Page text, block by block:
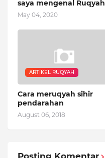
saya mengenal Ruqyah
May 04, 2020
ARTIKEL RUQYAH
Cara meruqyah sihir
pendarahan
August 06, 2018